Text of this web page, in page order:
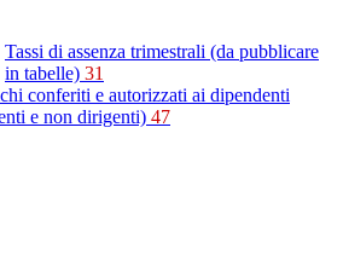
Tassi di assenza trimestrali (da pubblicare
in tabelle) 31
conferiti e autorizzati ai dipendenti
e non dirigenti) 47